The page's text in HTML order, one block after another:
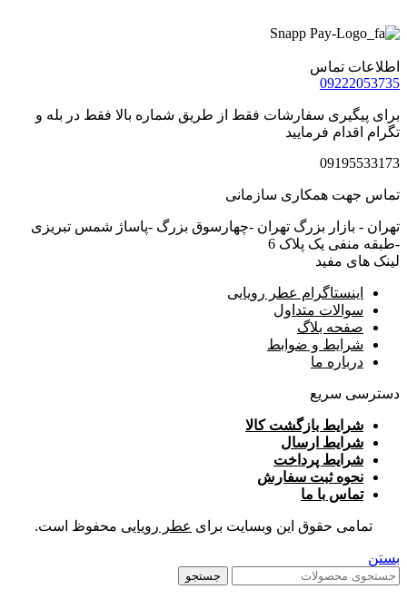
اطلاعات تماس
09222053735
برای پیگیری سفارشات فقط از طریق شماره بالا فقط در بله و
تگرام اقدام فرمایید
09195533173
تماس جهت همکاری سازمانی
تهران - بازار بزرگ تهران -چهارسوق بزرگ -پاساژ شمس تبریزی
-طبقه منفی یک پلاک 6
لینک های مفید
اینستاگرام عطر رویایی
سوالات متداول
صفحه بلاگ
شرایط و ضوابط
درباره ما
دسترسی سریع
شرایط بازگشت کالا
شرایط ارسال
شرایط پرداخت
نحوه ثبت سفارش
تماس با ما
تمامی حقوق این وبسایت برای عطر رویایی محفوظ است.
بستن
جستجو